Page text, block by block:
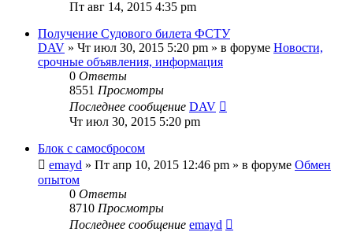
Пт авг 14, 2015 4:35 pm
Получение Судового билета ФСТУ
DAV » Чт июл 30, 2015 5:20 pm » в форуме Новости,
срочные объявления, информация
0 Ответы
8551 Просмотры
Последнее сообщение DAV
Чт июл 30, 2015 5:20 pm
Блок с самосбросом
emayd » Пт апр 10, 2015 12:46 pm » в форуме Обмен
опытом
0 Ответы
8710 Просмотры
Последнее сообщение emayd